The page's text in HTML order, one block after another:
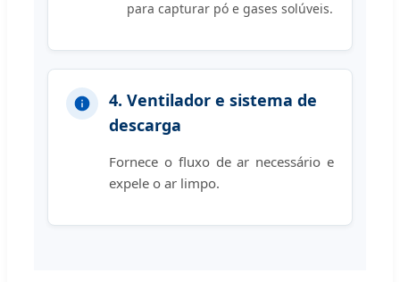
para capturar pó e gases solúveis.
4. Ventilador e sistema de
descarga
Fornece o fluxo de ar necessário e
expele o ar limpo.